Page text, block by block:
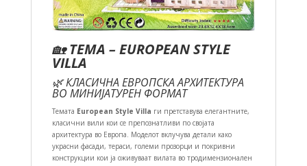
🏡ТЕМА – EUROPEAN STYLE
VILLA
🌿 КЛАСИЧНА ЕВРОПСКА АРХИТЕКТУРА
ВО МИНИЈАТУРЕН ФОРМАТ
Темата European Style Villa ги претставува елегантните,
класични вили кои се препознатливи по својата
архитектура во Европа. Моделот вклучува детали како
украсни фасади, тераси, големи прозорци и покривни
конструкции кои ја оживуваат вилата во тродимензионален